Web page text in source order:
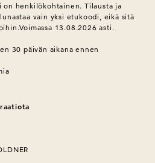
henkilökohtainen. Tilausta ja
vain yksi etukoodi, eikä sitä
13.08.2026 asti.
30 päivän aikana ennen